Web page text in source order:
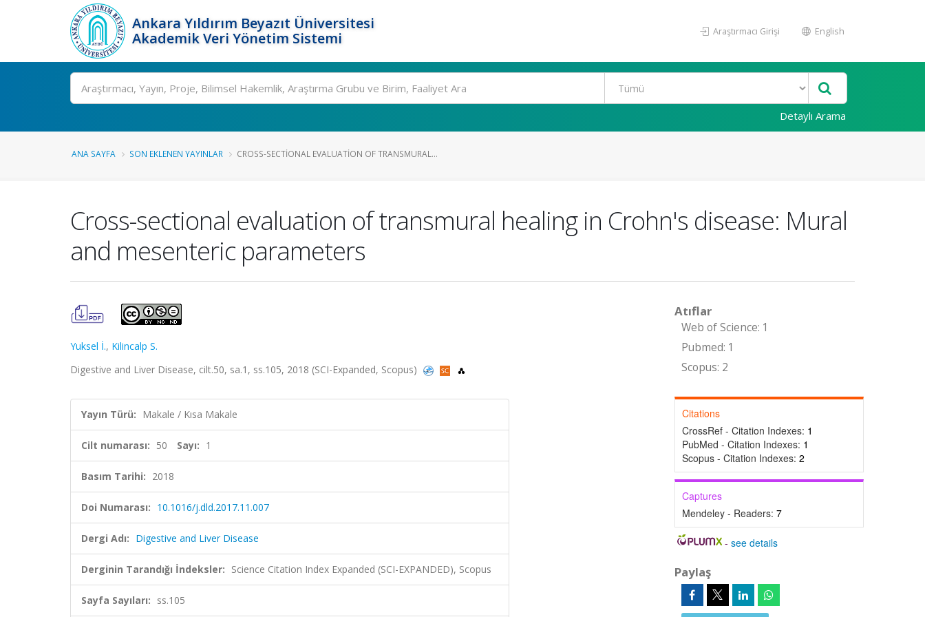
Ankara Yıldırım Beyazıt Üniversitesi
Akademik Veri Yönetim Sistemi
Araştırmacı Girişi English
Ara
Detaylı Arama
ANA SAYFA SON EKLENEN YAYINLAR CROSS-SECTIONAL EVALUATION OF TRANSMURAL...
Cross-sectional evaluation of transmural healing in Crohn's disease: Mural
and mesenteric parameters
Yuksel İ., Kilincalp S.
Digestive and Liver Disease, cilt.50, sa.1, ss.105, 2018 (SCI-Expanded, Scopus)
Yayın Türü: Makale / Kısa Makale
Cilt numarası: 50 Sayı: 1
Basım Tarihi: 2018
Doi Numarası: 10.1016/j.dld.2017.11.007
Dergi Adı: Digestive and Liver Disease
Derginin Tarandığı İndeksler: Science Citation Index Expanded (SCI-EXPANDED), Scopus
Sayfa Sayıları: ss.105
Atıflar
Web of Science: 1
Pubmed: 1
Scopus: 2
Citations
CrossRef - Citation Indexes: 1
PubMed - Citation Indexes: 1
Scopus - Citation Indexes: 2
Captures
Mendeley - Readers: 7
-see details
Paylaş